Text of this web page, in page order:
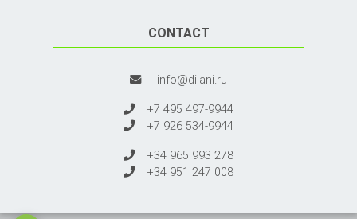
CONTACT
info@dilani.ru
+7 495 497-9944
+7 926 534-9944
+34 965 993 278
+34 951 247 008